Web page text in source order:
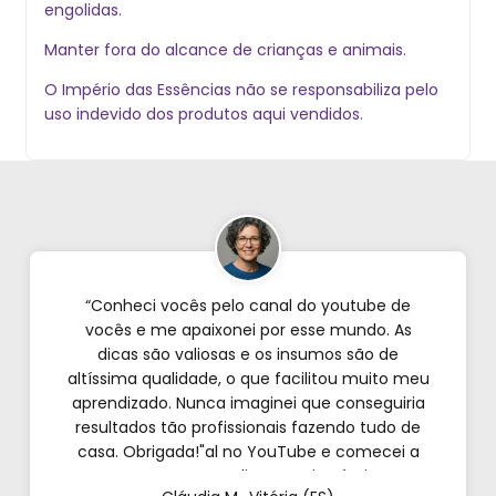
engolidas.
Manter fora do alcance de crianças e animais.
O Império das Essências não se responsabiliza pelo
uso indevido dos produtos aqui vendidos.
“Conheci vocês pelo canal do youtube de
vocês e me apaixonei por esse mundo. As
dicas são valiosas e os insumos são de
altíssima qualidade, o que facilitou muito meu
aprendizado. Nunca imaginei que conseguiria
resultados tão profissionais fazendo tudo de
casa. Obrigada!"al no YouTube e comecei a
testar em casa. As dicas são incríveis e os